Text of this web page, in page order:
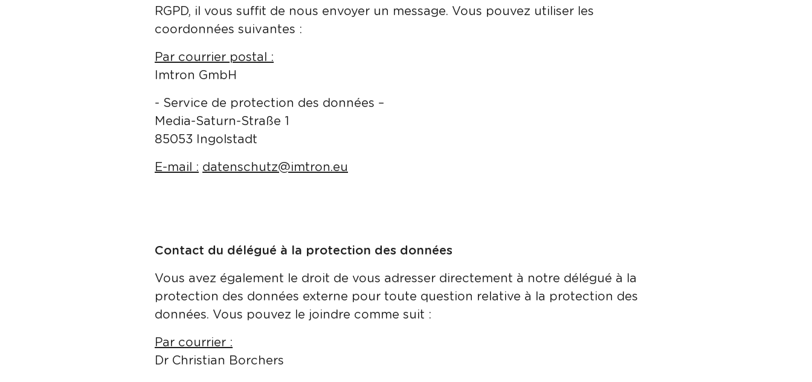
RGPD, il vous suffit de nous envoyer un message. Vous pouvez utiliser les
coordonnées suivantes :
Par courrier postal :
Imtron GmbH
- Service de protection des données –
Media-Saturn-Straße 1
85053 Ingolstadt
E-mail : datenschutz@imtron.eu
Contact du délégué à la protection des données
Vous avez également le droit de vous adresser directement à notre délégué à la
protection des données externe pour toute question relative à la protection des
données. Vous pouvez le joindre comme suit :
Par courrier :
Dr Christian Borchers